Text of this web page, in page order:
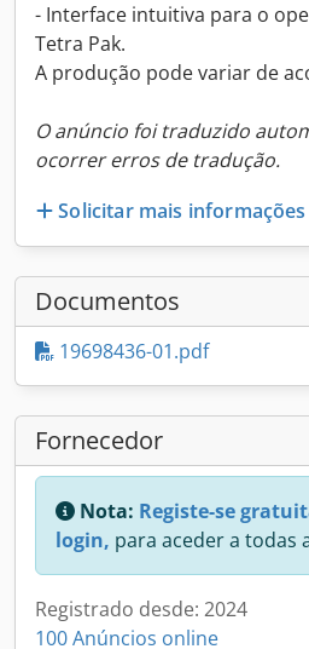
- Interface intuitiva para o
Tetra Pak.
A produção pode variar de
O anúncio foi traduzido
ocorrer erros de tradução.
Solicitar mais informações
Documentos
19698436-01.pdf
Fornecedor
Nota: Registe-se
login, para aceder a todas
Registrado desde: 2024
100 Anúncios online